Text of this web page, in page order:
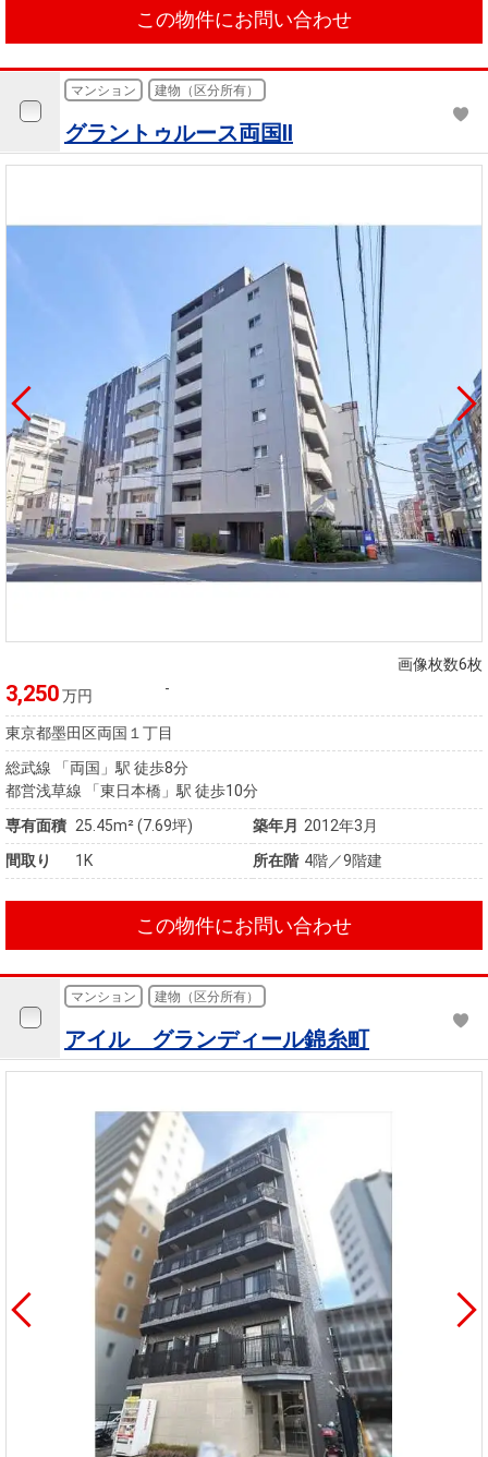
この物件にお問い合わせ
マンション 建物（区分所有）
グラントゥルース両国II
画像枚数6枚
3,250万円 -
東京都墨田区両国１丁目
総武線 「両国」駅 徒歩8分
都営浅草線 「東日本橋」駅 徒歩10分
専有面積 25.45m² (7.69坪) 築年月 2012年3月
間取り
1K 所在階 4階／9階建
この物件にお問い合わせ
マンション 建物（区分所有）
アイル グランディール錦糸町